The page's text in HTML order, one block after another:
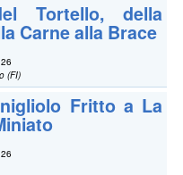
Tortello, della
Carne alla Brace
(FI)
Fritto a La